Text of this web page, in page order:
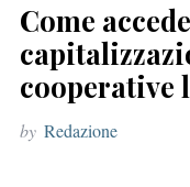
c
h
f
o
r
Come
cooperative
by Redazione